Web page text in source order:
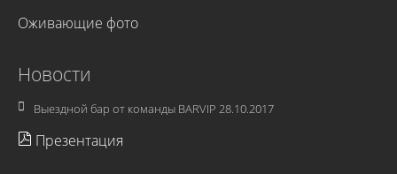
Оживающие фото
Новости
Выездной бар от команды BARVIP 28.10.2017
Презентация